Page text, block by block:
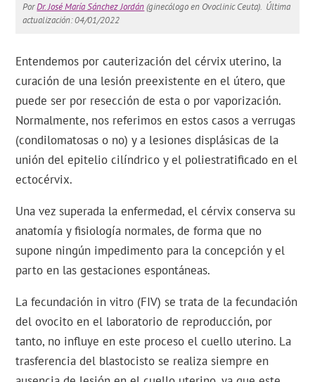
PorDr. José María Sánchez Jordán(ginecólogo en Ovoclinic Ceuta). Última
actualización: 04/01/2022
Entendemos por cauterización del cérvix uterino, la
curación de una lesión preexistente en el útero, que
puede ser por resección de esta o por vaporización.
Normalmente, nos referimos en estos casos a verrugas
(condilomatosas o no) y a lesiones displásicas de la
unión del epitelio cilíndrico y el poliestratificado en el
ectocérvix.
Una vez superada la enfermedad, el cérvix conserva su
anatomía y fisiología normales, de forma que no
supone ningún impedimento para la concepción y el
parto en las gestaciones espontáneas.
La fecundación in vitro (FIV) se trata de la fecundación
del ovocito en el laboratorio de reproducción, por
tanto, no influye en este proceso el cuello uterino. La
trasferencia del blastocisto se realiza siempre en